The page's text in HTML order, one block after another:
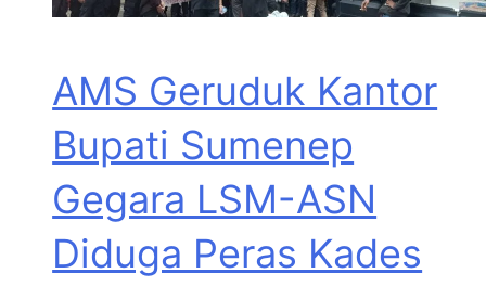
AMS Geruduk Kantor
Bupati Sumenep
Gegara LSM-ASN
Diduga Peras Kades